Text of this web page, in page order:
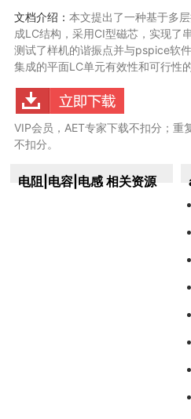
文档介绍：本文提出了一种基于多
成LC结构，采用CI型磁芯，实现了
测试了样机的谐振点并与pspice软
集成的平面LC单元有效性和可行性的
VIP会员，AET专家下载不扣分；重
不扣分。
电阻|电容|电感 相关资源